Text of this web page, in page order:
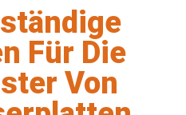
Für Die
Von